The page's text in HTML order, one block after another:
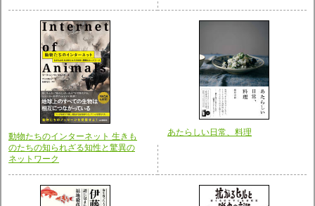
動物たちのインターネット 生きも
のたちの知られざる知性と驚異の
ネットワーク
あたらしい日常、料理